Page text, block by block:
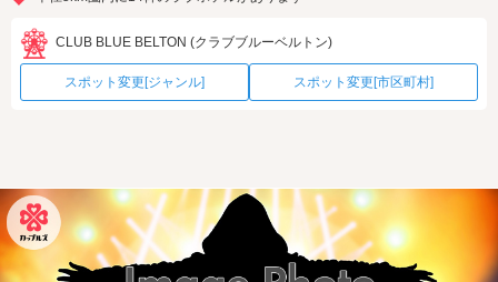
CLUB BLUE BELTON (クラブブルーベルトン)
スポット変更[ジャンル] スポット変更[市区町村]